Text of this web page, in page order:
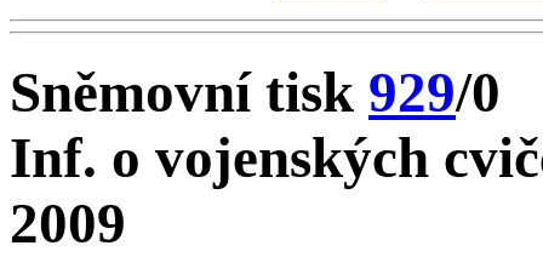
Sněmovní tisk 929/0
Inf. o vojenských
2009